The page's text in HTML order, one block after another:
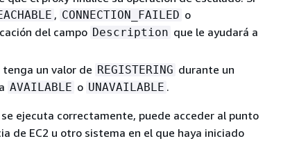
, CONNECTION_FAILED o
del campo Description que le ayudará a
tenga un valor de REGISTERING durante un
AVAILABLE o UNAVAILABLE .
ejecuta correctamente, puede acceder al punto
de EC2 u otro sistema en el que haya iniciado